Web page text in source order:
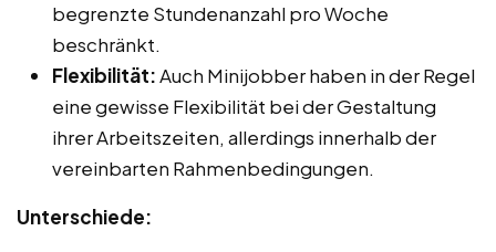
begrenzte Stundenanzahl pro Woche
beschränkt.
Flexibilität:Auch Minijobber haben in der Regel
eine gewisse Flexibilität bei der Gestaltung
ihrer Arbeitszeiten, allerdings innerhalb der
vereinbarten Rahmenbedingungen.
Unterschiede: